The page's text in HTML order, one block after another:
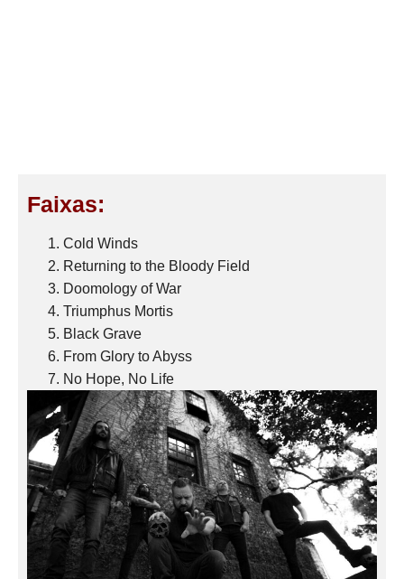
Faixas:
Cold Winds
Returning to the Bloody Field
Doomology of War
Triumphus Mortis
Black Grave
From Glory to Abyss
No Hope, No Life